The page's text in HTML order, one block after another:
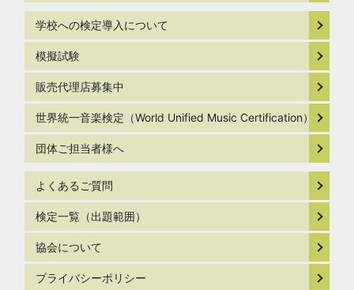
学校への検定導入について
模擬試験
販売代理店募集中
世界統一音楽検定（World Unified Music Certification）
団体ご担当者様へ
よくあるご質問
検定一覧（出題範囲）
協会について
プライバシーポリシー